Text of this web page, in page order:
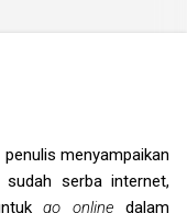
menyampaikan
sudah serba internet,
go onlinedalam